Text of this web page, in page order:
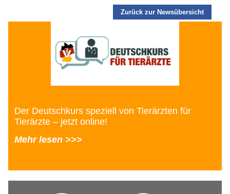
Zurück zur Newsübersicht
Der Deutschkurs speziell von Tierärzten für
Tierärzte – jetzt online!
Mehr lesen >>>